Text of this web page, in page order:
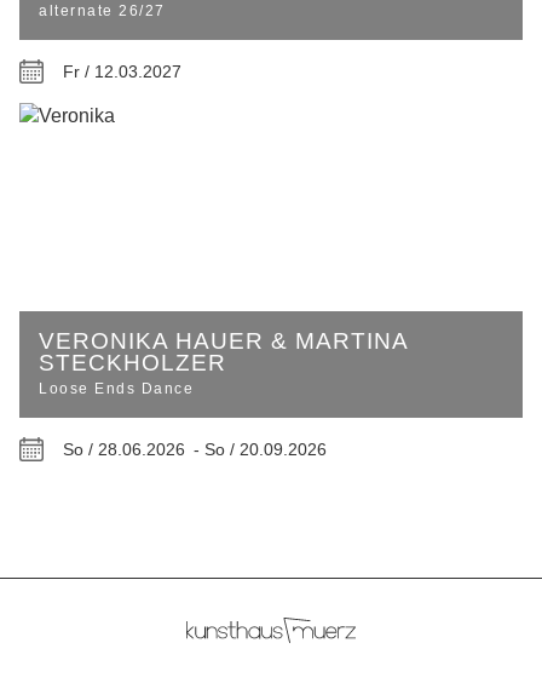
alternate 26/27
Fr / 12.03.2027
VERONIKA HAUER & MARTINA
STECKHOLZER
Loose Ends Dance
So / 28.06.2026 - So / 20.09.2026